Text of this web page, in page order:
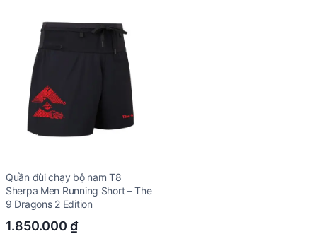
Quần đùi chạy bộ nam T8
Sherpa Men Running Short – The
9 Dragons 2 Edition
1.850.000 ₫